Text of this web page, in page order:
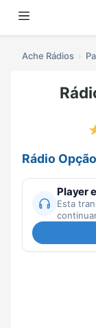
Ache Rádios
Rádio
Player
Esta